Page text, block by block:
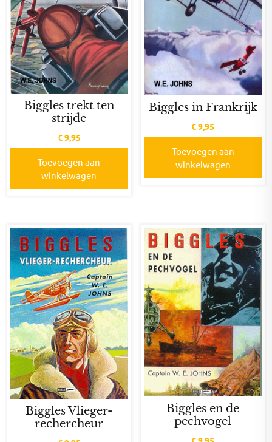
Biggles trekt ten
strijde
€9,95
Toevoegen aan
winkelwagen
Biggles in Frankrijk
€9,95
Toevoegen aan
winkelwagen
Biggles Vlieger-
rechercheur
Biggles en de
pechvogel